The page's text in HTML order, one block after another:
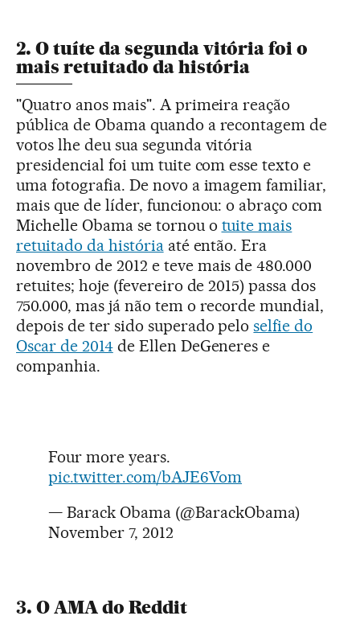
2. O tuíte da segunda vitória foi o
mais retuitado da história
"Quatro anos mais". A primeira reação
pública de Obama quando a recontagem de
votos lhe deu sua segunda vitória
presidencial foi um tuite com esse texto e
uma fotografia. De novo a imagem familiar,
mais que de líder, funcionou: o abraço com
Michelle Obama se tornou o tuite mais
retuitado da históriaaté então. Era
novembro de 2012 e teve mais de 480.000
retuites; hoje (fevereiro de 2015) passa dos
750.000, mas já não tem o recorde mundial,
depois de ter sido superado peloselfie do
Oscar de 2014de Ellen DeGeneres e
companhia.
Four more years.
pic.twitter.com/bAJE6Vom
— Barack Obama (@BarackObama)
November 7, 2012
3. O AMA do Reddit